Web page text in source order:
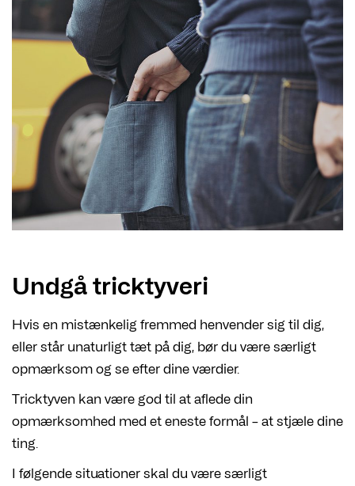
Undgå tricktyveri
Hvis en mistænkelig fremmed henvender sig til dig,
eller står unaturligt tæt på dig, bør du være særligt
opmærksom og se efter dine værdier.
Tricktyven kan være god til at aflede din
opmærksomhed med et eneste formål – at stjæle dine
ting.
I følgende situationer skal du være særligt